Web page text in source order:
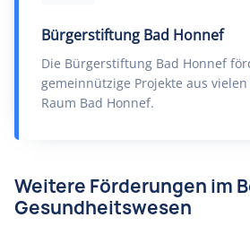
Bürgerstiftung Bad Honnef
Die Bürgerstiftung Bad Honnef
gemeinnützige Projekte aus
Raum Bad Honnef.
Weitere Förderungen im
Gesundheitswesen